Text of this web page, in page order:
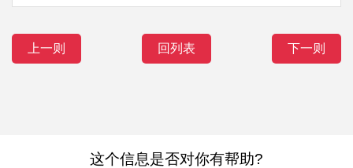
上一则 回列表 下一则
这个信息是否对你有帮助?